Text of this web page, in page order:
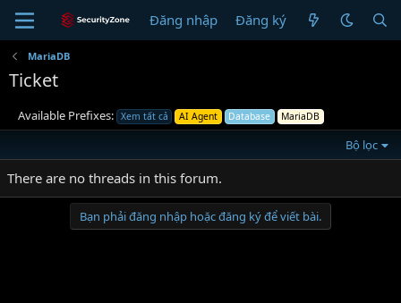
Đăng nhập Đăng ký
MariaDB
Ticket
Available Prefixes: Xem tất cả AI Agent Database MariaDB
Bộ lọc
There are no threads in this forum.
Bạn phải đăng nhập hoặc đăng ký để viết bài.